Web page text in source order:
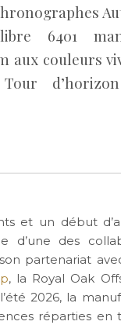
6401
aux couleurs
et un début
d’une des
partenariat
, la Royal Oak
2026, la
réparties en